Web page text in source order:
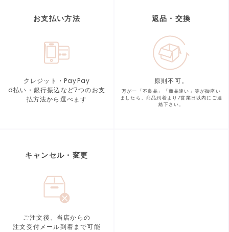
お支払い方法
クレジット・PayPay
d払い・銀行振込など7つのお支
払方法から選べます
返品・交換
原則不可。
万が一「不良品」「商品違い」等が御座い
ましたら、商品到着より7営業日以内にご連
絡下さい。
キャンセル・変更
ご注文後、当店からの
注文受付メール到着まで可能